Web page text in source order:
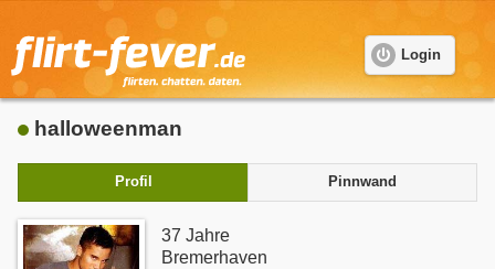
Login
halloweenman
Profil Pinnwand
37 Jahre
Bremerhaven